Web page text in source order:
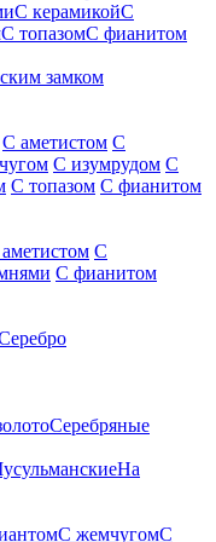
С керамикойС
С топазомС фианитом
замком
С аметистом С
С изумрудом С
С топазом С фианитом
С
С фианитом
Серебряные
На
С жемчугомС